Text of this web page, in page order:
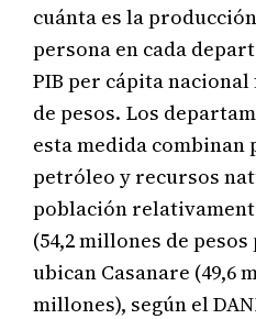
cuánta es la
persona en cada
PIB per cápita nacional
de pesos. Los
esta medida combinan
petróleo y recursos
población
(54,2 millones de
ubican Casanare (49,6
millones), según el